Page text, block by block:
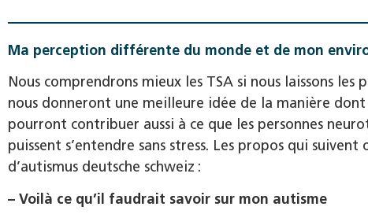
Ma perception différente du monde et de mon
Nous comprendrons mieux les TSA si nous laissons les
nous donneront une meilleure idée de la manière
pourront contribuer aussi à ce que les personnes
puissent s’entendre sans stress. Les propos qui
d’autismus deutsche schweiz :
– Voilà ce qu’il faudrait savoir sur mon autisme